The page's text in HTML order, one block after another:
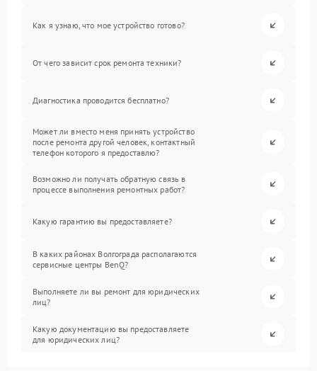
Как я узнаю, что мое устройство готово?
От чего зависит срок ремонта техники?
Диагностика проводится бесплатно?
Может ли вместо меня принять устройство
после ремонта другой человек, контактный
телефон которого я предоставлю?
Возможно ли получать обратную связь в
процессе выполнения ремонтных работ?
Какую гарантию вы предоставляете?
В каких районах Волгограда располагаются
сервисные центры BenQ?
Выполняете ли вы ремонт для юридических
лиц?
Какую документацию вы предоставляете
для юридических лиц?